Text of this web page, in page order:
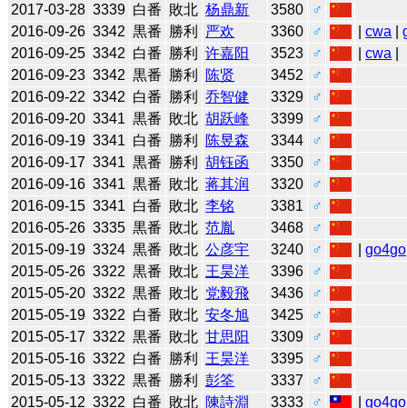
2017-03-28 3339 白番 敗北 杨鼎新 3580
♂
2016-09-26 3342 黒番 勝利 严欢 3360 ♂ |cwa |
2016-09-25 3342 白番 勝利 许嘉阳 3523 ♂ |cwa
2016-09-23 3342 黒番 勝利 陈贤 3452
♂
2016-09-22 3342 白番 勝利 乔智健 3329
♂
2016-09-20 3341 黒番 敗北 胡跃峰 3399
♂
2016-09-19 3341 白番 勝利 陈昱森 3344
♂
2016-09-17 3341 黒番 勝利 胡钰函 3350
♂
2016-09-16 3341 黒番 敗北 蒋其润 3320
♂
2016-09-15 3341 白番 敗北 李铭 3381
♂
2016-05-26 3335 黒番 敗北 范胤 3468
♂
2015-09-19 3324 黒番 敗北 公彦宇 3240 ♂ |go4go
2015-05-26 3322 黒番 敗北 王昊洋 3396
♂
2015-05-20 3322 黒番 敗北 党毅飛 3436
♂
2015-05-19 3322 白番 敗北 安冬旭 3425
♂
2015-05-17 3322 黒番 敗北 甘思阳 3309
♂
2015-05-16 3322 白番 勝利 王昊洋 3395
♂
2015-05-13 3322 黒番 勝利 彭筌 3337
♂
2015-05-12 3322 白番 敗北 陳詩淵 3333 ♂ |go4go